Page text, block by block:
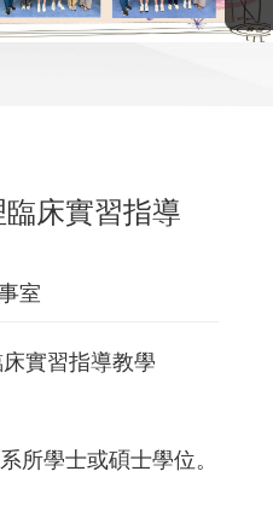
床實習指導
室
實習指導教學
學士或碩士學位。